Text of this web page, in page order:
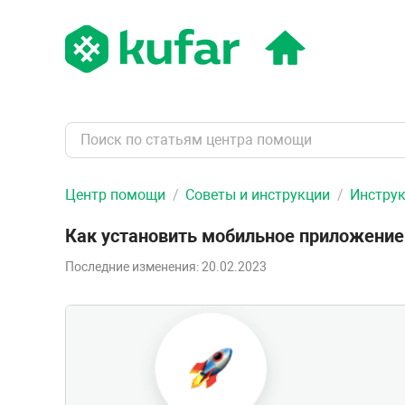
Центр помощи Советы и инструкции
Как установить мобильное приложение
Последние изменения: 20.02.2023